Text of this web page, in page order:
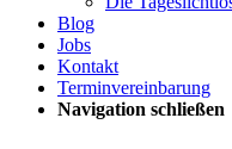
Blog
Jobs
Kontakt
Terminvereinbarung
Navigation schließen